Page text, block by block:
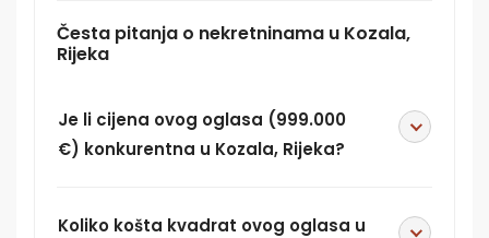
Česta pitanja o nekretninama u Kozala,
Rijeka
Je li cijena ovog oglasa (999.000
€) konkurentna u Kozala, Rijeka?
Koliko košta kvadrat ovog oglasa u